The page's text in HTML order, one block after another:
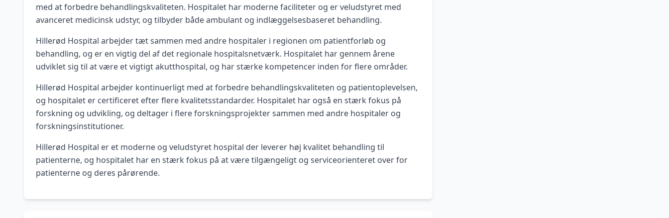
med at forbedre behandlingskvaliteten. Hospitalet har moderne faciliteter og er veludstyret med
avanceret medicinsk udstyr, og tilbyder både ambulant og indlæggelsesbaseret behandling.
Hillerød Hospital arbejder tæt sammen med andre hospitaler i regionen om patientforløb og
behandling, og er en vigtig del af det regionale hospitalsnetværk. Hospitalet har gennem årene
udviklet sig til at være et vigtigt akutthospital, og har stærke kompetencer inden for flere områder.
Hillerød Hospital arbejder kontinuerligt med at forbedre behandlingskvaliteten og patientoplevelsen,
og hospitalet er certificeret efter flere kvalitetsstandarder. Hospitalet har også en stærk fokus på
forskning og udvikling, og deltager i flere forskningsprojekter sammen med andre hospitaler og
forskningsinstitutioner.
Hillerød Hospital er et moderne og veludstyret hospital der leverer høj kvalitet behandling til
patienterne, og hospitalet har en stærk fokus på at være tilgængeligt og serviceorienteret over for
patienterne og deres pårørende.